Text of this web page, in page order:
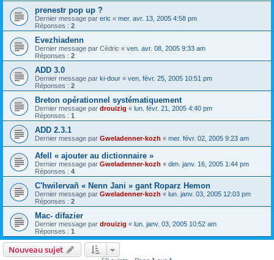
prenestr pop up ?
Dernier message par eric « mer. avr. 13, 2005 4:58 pm
Réponses : 2
Evezhiadenn
Dernier message par Cédric « ven. avr. 08, 2005 9:33 am
Réponses : 2
ADD 3.0
Dernier message par ki-dour « ven. févr. 25, 2005 10:51 pm
Réponses : 2
Breton opérationnel systématiquement
Dernier message par drouizig « lun. févr. 21, 2005 4:40 pm
Réponses : 1
ADD 2.3.1
Dernier message par Gweladenner-kozh « mer. févr. 02, 2005 9:23 am
Afell « ajouter au dictionnaire »
Dernier message par Gweladenner-kozh « dim. janv. 16, 2005 1:44 pm
Réponses : 4
C'hwilervañ « Nenn Jani » gant Roparz Hemon
Dernier message par Gweladenner-kozh « lun. janv. 03, 2005 12:03 pm
Réponses : 2
Mac- difazier
Dernier message par drouizig « lun. janv. 03, 2005 10:52 am
Réponses : 1
Nouveau sujet